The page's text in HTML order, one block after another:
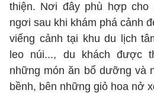
thiện. Nơi đây phù hợp cho
ngơi sau khi khám phá cảnh
viếng cảnh tại khu du lịch
leo núi..., du khách được
những món ăn bổ dưỡng và
bềnh, bên những giỏ hoa nở